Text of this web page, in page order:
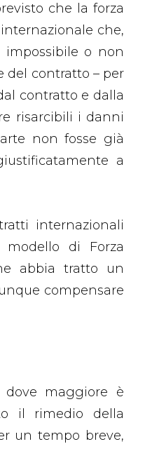
che la forza
che,
o non
del contratto – per
contratto e dalla
risarcibili i danni
non fosse già
a
internazionali
di Forza
abbia tratto un
compensare
maggiore è
il rimedio della
un tempo breve,